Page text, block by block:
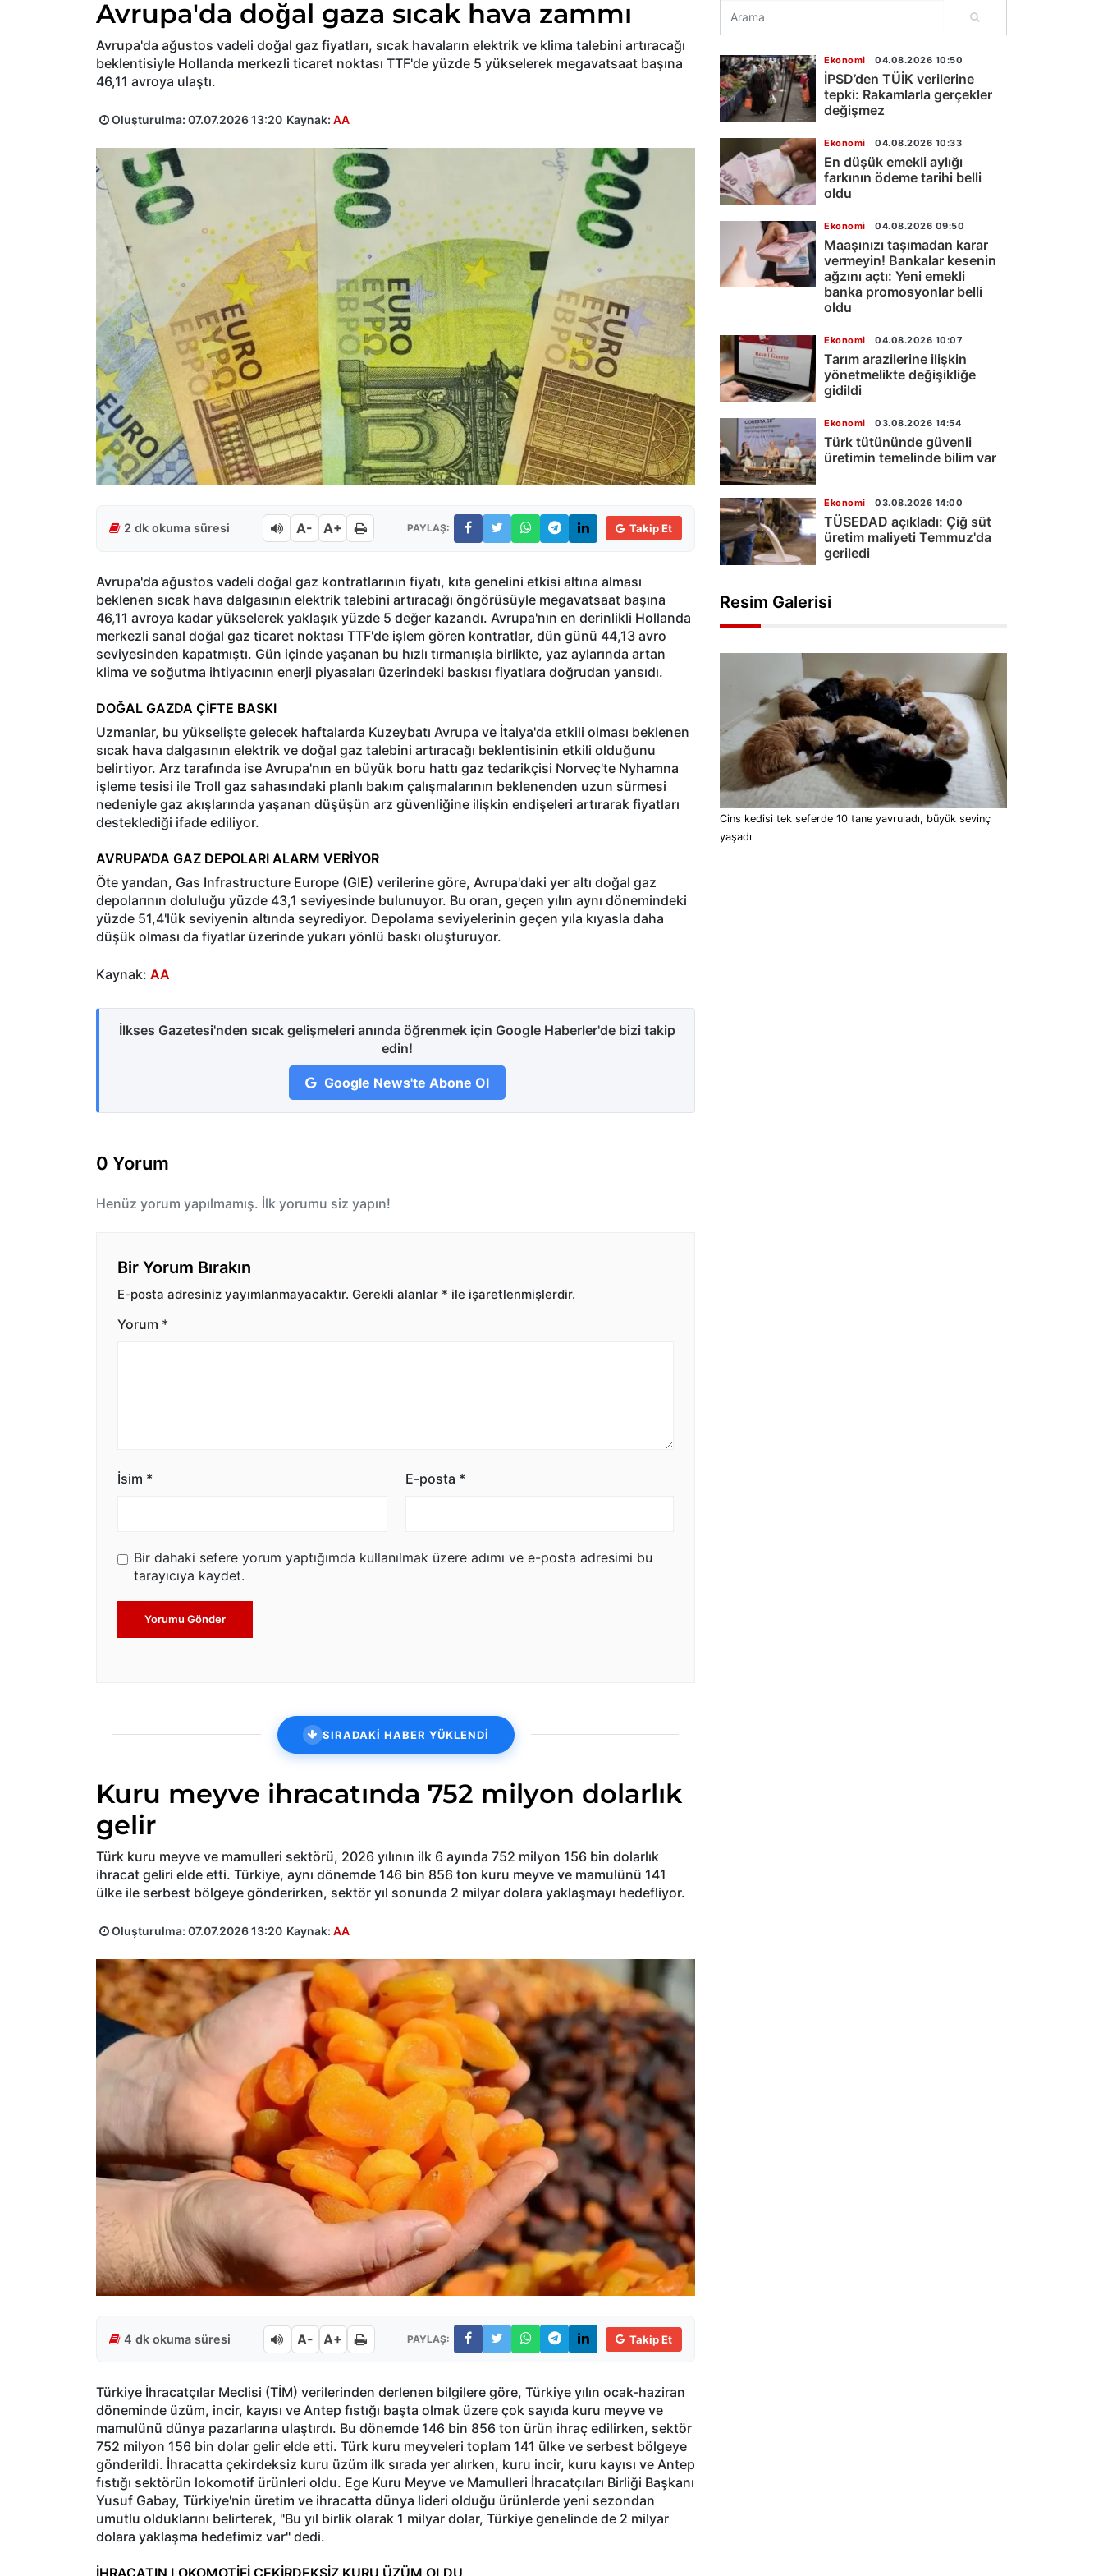
Avrupa'da doğal gaza sıcak hava zammı
Avrupa'da ağustos vadeli doğal gaz fiyatları, sıcak havaların elektrik ve klima talebini artıracağı
beklentisiyle Hollanda merkezli ticaret noktası TTF'de yüzde 5 yükselerek megavatsaat başına
46,11 avroya ulaştı.
Oluşturulma: 07.07.2026 13:20 Kaynak: AA
2 dk okuma süresi A- A+ PAYLAŞ: Takip Et
Avrupa'da ağustos vadeli doğal gaz kontratlarının fiyatı, kıta genelini etkisi altına alması
beklenen sıcak hava dalgasının elektrik talebini artıracağı öngörüsüyle megavatsaat başına
46,11 avroya kadar yükselerek yaklaşık yüzde 5 değer kazandı. Avrupa'nın en derinlikli Hollanda
merkezli sanal doğal gaz ticaret noktası TTF'de işlem gören kontratlar, dün günü 44,13 avro
seviyesinden kapatmıştı. Gün içinde yaşanan bu hızlı tırmanışla birlikte, yaz aylarında artan
klima ve soğutma ihtiyacının enerji piyasaları üzerindeki baskısı fiyatlara doğrudan yansıdı.
DOĞAL GAZDA ÇİFTE BASKI
Uzmanlar, bu yükselişte gelecek haftalarda Kuzeybatı Avrupa ve İtalya'da etkili olması beklenen
sıcak hava dalgasının elektrik ve doğal gaz talebini artıracağı beklentisinin etkili olduğunu
belirtiyor. Arz tarafında ise Avrupa'nın en büyük boru hattı gaz tedarikçisi Norveç'te Nyhamna
işleme tesisi ile Troll gaz sahasındaki planlı bakım çalışmalarının beklenenden uzun sürmesi
nedeniyle gaz akışlarında yaşanan düşüşün arz güvenliğine ilişkin endişeleri artırarak fiyatları
desteklediği ifade ediliyor.
AVRUPA’DA GAZ DEPOLARI ALARM VERİYOR
Öte yandan, Gas Infrastructure Europe (GIE) verilerine göre, Avrupa'daki yer altı doğal gaz
depolarının doluluğu yüzde 43,1 seviyesinde bulunuyor. Bu oran, geçen yılın aynı dönemindeki
yüzde 51,4'lük seviyenin altında seyrediyor. Depolama seviyelerinin geçen yıla kıyasla daha
düşük olması da fiyatlar üzerinde yukarı yönlü baskı oluşturuyor. ​​​​​​​
Kaynak: AA
İlkses Gazetesi'nden sıcak gelişmeleri anında öğrenmek için Google Haberler'de bizi takip
edin!
Google News'te Abone Ol
0 Yorum
Henüz yorum yapılmamış. İlk yorumu siz yapın!
Bir Yorum Bırakın
E-posta adresiniz yayımlanmayacaktır. Gerekli alanlar * ile işaretlenmişlerdir.
Yorum *
İsim * E-posta *
Bir dahaki sefere yorum yaptığımda kullanılmak üzere adımı ve e-posta adresimi bu
tarayıcıya kaydet.
Yorumu Gönder
SIRADAKİ HABER YÜKLENDİ
Kuru meyve ihracatında 752 milyon dolarlık
gelir
Türk kuru meyve ve mamulleri sektörü, 2026 yılının ilk 6 ayında 752 milyon 156 bin dolarlık
ihracat geliri elde etti. Türkiye, aynı dönemde 146 bin 856 ton kuru meyve ve mamulünü 141
ülke ile serbest bölgeye gönderirken, sektör yıl sonunda 2 milyar dolara yaklaşmayı hedefliyor.
Oluşturulma: 07.07.2026 13:20 Kaynak: AA
4 dk okuma süresi A- A+ PAYLAŞ: Takip Et
Türkiye İhracatçılar Meclisi (TİM) verilerinden derlenen bilgilere göre, Türkiye yılın ocak-haziran
döneminde üzüm, incir, kayısı ve Antep fıstığı başta olmak üzere çok sayıda kuru meyve ve
mamulünü dünya pazarlarına ulaştırdı. Bu dönemde 146 bin 856 ton ürün ihraç edilirken, sektör
752 milyon 156 bin dolar gelir elde etti. Türk kuru meyveleri toplam 141 ülke ve serbest bölgeye
gönderildi. İhracatta çekirdeksiz kuru üzüm ilk sırada yer alırken, kuru incir, kuru kayısı ve Antep
fıstığı sektörün lokomotif ürünleri oldu. Ege Kuru Meyve ve Mamulleri İhracatçıları Birliği Başkanı
Yusuf Gabay, Türkiye'nin üretim ve ihracatta dünya lideri olduğu ürünlerde yeni sezondan
umutlu olduklarını belirterek, "Bu yıl birlik olarak 1 milyar dolar, Türkiye genelinde de 2 milyar
dolara yaklaşma hedefimiz var" dedi.
Ekonomi 04.08.2026 10:50
İPSD’den TÜİK verilerine
tepki: Rakamlarla gerçekler
değişmez
Ekonomi 04.08.2026 10:33
En düşük emekli aylığı
farkının ödeme tarihi belli
oldu
Ekonomi 04.08.2026 09:50
Maaşınızı taşımadan karar
vermeyin! Bankalar kesenin
ağzını açtı: Yeni emekli
banka promosyonlar belli
oldu
Ekonomi 04.08.2026 10:07
Tarım arazilerine ilişkin
yönetmelikte değişikliğe
gidildi
Ekonomi 03.08.2026 14:54
Türk tütününde güvenli
üretimin temelinde bilim var
Ekonomi 03.08.2026 14:00
TÜSEDAD açıkladı: Çiğ süt
üretim maliyeti Temmuz'da
geriledi
Resim Galerisi
Cins kedisi tek seferde 10 tane yavruladı, büyük sevinç
yaşadı